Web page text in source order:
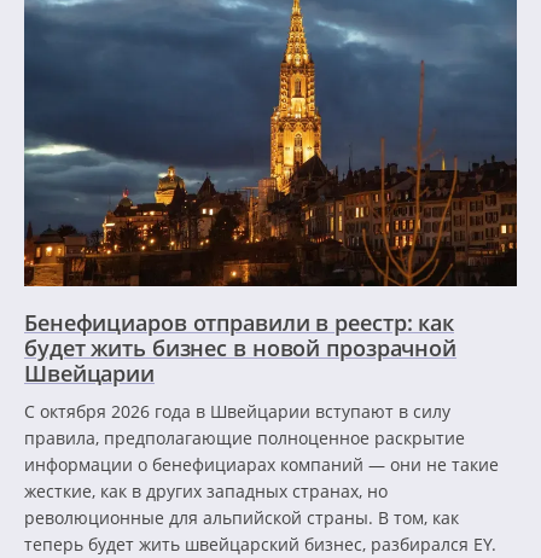
Бенефициаров отправили в реестр: как
будет жить бизнес в новой прозрачной
Швейцарии
С октября 2026 года в Швейцарии вступают в силу
правила, предполагающие полноценное раскрытие
информации о бенефициарах компаний — они не такие
жесткие, как в других западных странах, но
революционные для альпийской страны. В том, как
теперь будет жить швейцарский бизнес, разбирался EY.